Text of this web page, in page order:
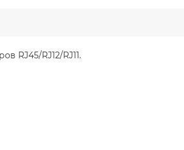
RJ45/RJ12/RJ11.